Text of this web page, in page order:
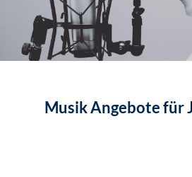
Musik Angebote für